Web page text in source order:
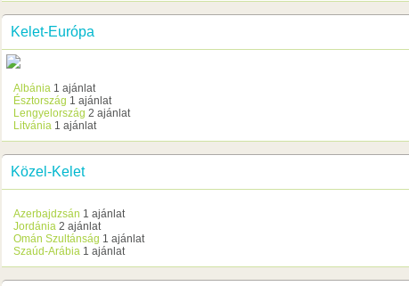
Kelet-Európa
Albánia 1 ajánlat
Észtország 1 ajánlat
Lengyelország 2 ajánlat
Litvánia 1 ajánlat
Közel-Kelet
Azerbajdzsán 1 ajánlat
Jordánia 2 ajánlat
Omán Szultánság 1 ajánlat
Szaúd-Arábia 1 ajánlat